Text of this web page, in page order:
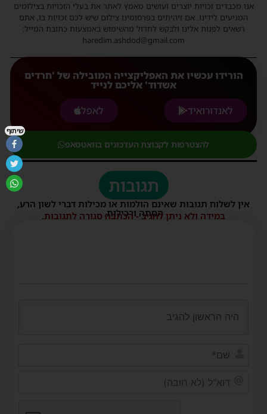
אנו מכבדים זכויות יוצרים ועושים מאמץ לאתר את בעלי הזכויות בצילומים
המגיעים לידינו. אם זיהיתים בפרסומינו צילום שיש לכם זכויות בו, אתם
רשאים לפנות אלינו ולבקש לחדול מהשימוש באמצעות כתובת המייל:
haredim.ashdod@gmail.com
הורידו עכשיו את האפליקצייה המובילה של 'חרדים
אשדוד' אליכם לנייד
לאנדורואיד
לאפל
להצטרפות לקבוצת העדכונים בוואטסאפ
תגובות
אין לשלוח תגובות שאינם הולמות או מכילות דברי לשון הרע,
הסתה ורכילות.
במידה ולא ניתן להגיב - הכתבה סגורה לתגובות.
שיתוף